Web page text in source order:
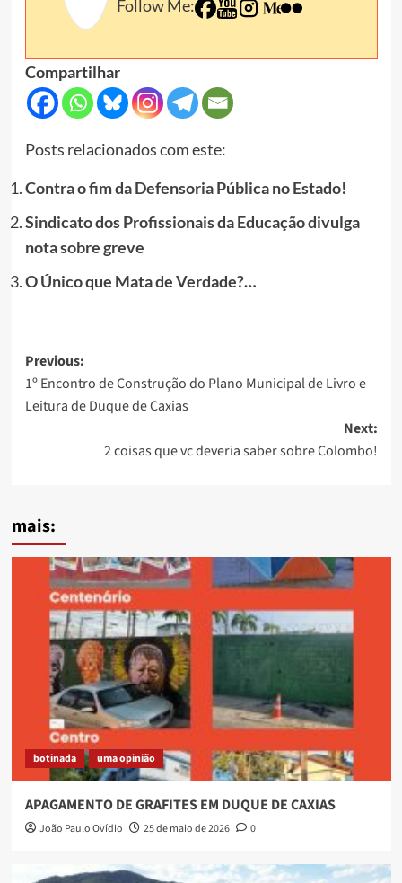
Follow Me:
Compartilhar
Posts relacionados com este:
Contra o fim da Defensoria Pública no Estado!
Sindicato dos Profissionais da Educação divulga
nota sobre greve
O Único que Mata de Verdade?…
Post
navigation
Previous:
1º Encontro de Construção do Plano Municipal de Livro e
Leitura de Duque de Caxias
Next:
2 coisas que vc deveria saber sobre Colombo!
mais:
botinada uma opinião
APAGAMENTO DE GRAFITES EM DUQUE DE CAXIAS
João Paulo Ovídio 25 de maio de 2026 0